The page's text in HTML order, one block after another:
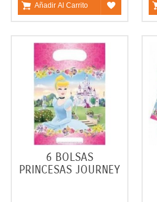
Añadir Al Carrito
6 BOLSAS
PRINCESAS JOURNEY